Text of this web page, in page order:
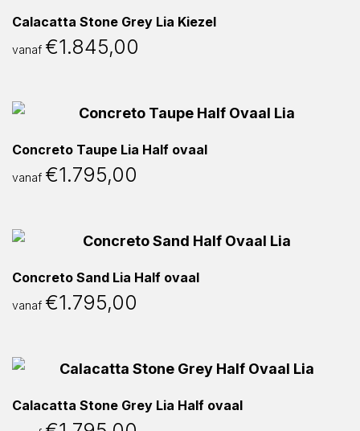
Calacatta Stone Grey Lia Kiezel
vanaf €1.845,00
Concreto Taupe Lia Half ovaal
vanaf €1.795,00
Concreto Sand Lia Half ovaal
vanaf €1.795,00
Calacatta Stone Grey Lia Half ovaal